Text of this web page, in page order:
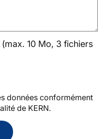
10 Mo, 3 fichiers
données conformément
de KERN.